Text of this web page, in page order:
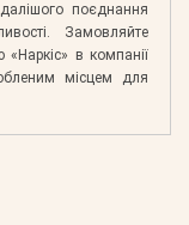
поєднання
Замовляйте
в компанії
місцем для